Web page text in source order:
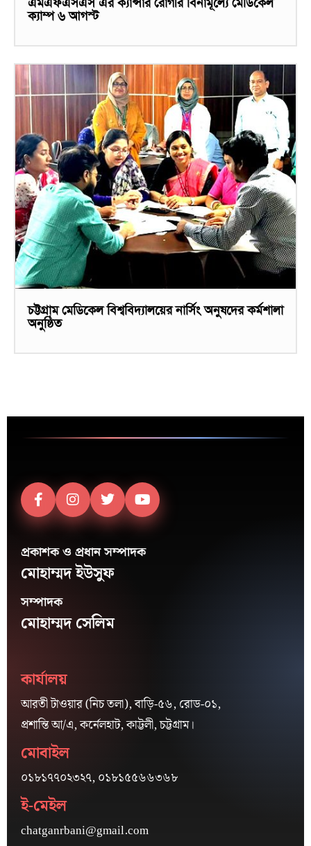
ক্যাম্প ৬ আগস্ট
চট্টগ্রাম মেডিকেল বিশ্ববিদ্যালয়ের নার্সিং অনুষদের কর্মশালা
অনুষ্ঠিত
প্রকাশক ও প্রধান সম্পাদক
মোহাম্মদ ইউসুফ
সম্পাদক
মোহাম্মদ সেলিম
কার্যালয়
আরতী টাওয়ার (নিচ তলা), বাড়ি-৫৬, রোড-০১,
প্রশান্তি আ/এ, কর্নেলহাট, কাট্টলী, চট্টগ্রাম।
মোবাইল
০১৮১৭৭০২৩২৭, ০১৮১৫৫৬৬৩৬৮
ই-মেইল
chatganrbani@gmail.com